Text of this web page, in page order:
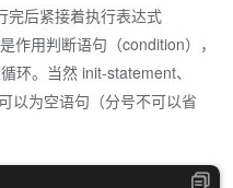
完后紧接着执行表达式
作用判断语句（condition），
环。当然 init-statement、
以为空语句（分号不可以省